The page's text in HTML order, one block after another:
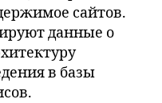
сайтов.
данные о
в базы